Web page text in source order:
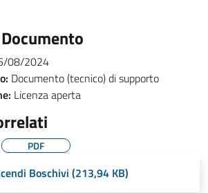
08/2024
Documento (tecnico) di supporto
Licenza aperta
PDF
Boschivi (213,94 KB)